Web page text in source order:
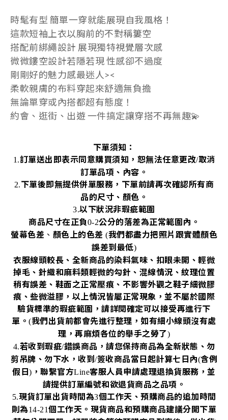
時髦有型 簡單一穿就能展現自我風格！
這款短袖上衣以胸前的不對稱簍空
搭配前綁繩設計 展現獨特視覺層次感
微微鏤空設計若隱若現 性感卻不過度
剛剛好的魅力感最迷人><
柔軟親膚的布料穿起來舒適無負擔
無論單穿或內搭都超有態度！
約會、逛街、出遊 一件搞定讓穿搭不再無趣💫
下單須知：
1.訂單送出即表示同意購買須知，恕無法任意更改/取消
訂單品項、內容。
2.下單後即無提供併單服務，下單前請再次確認所有商
品的尺寸、顏色。
3.以下狀況非瑕疵範圍
商品尺寸在正負0-2公分的落差為正常範圍內。
螢幕色差 、 顏色上的色差 (我們都盡力把照片跟實體顏色
誤差到最低)
衣服線頭較長、全新商品的染料氣味、扣眼未開、輕微
掉毛、針織和麻料類輕微的勾針、混線情況、紋理位置
稍有誤差、鞋面之正常壓痕、不影響外觀之鞋子細微膠
痕、些微溢膠，以上情況皆屬正常現象，並不屬於國際
驗貨標準的瑕疵範圍，請詳閱確定可以接受再進行下
單。(我們出貨前都會先進行整理，如有細小線頭沒有處
理，再麻煩各位的舉手之勞了)
4.若收到瑕疵/錯誤商品，請您保持商品為全新狀態、勿
剪吊牌、勿下水，收到 /簽收商品當日起計算七日內(含例
假日) ，聯繫官方Line客服人員申請處理退換貨服務，並
請提供訂單編號和欲退貨商品之品項。
5.現貨訂單出貨時間為3個工作天、預購商品的追加時間
則為14-21個工作天。現貨商品和預購商品建議分開下單